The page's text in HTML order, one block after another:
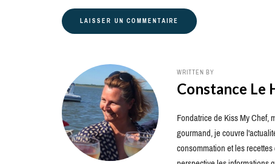
WRITTEN BY
Constance Le
Fondatrice de Kiss My Chef,
gourmand, je couvre
consommation et les